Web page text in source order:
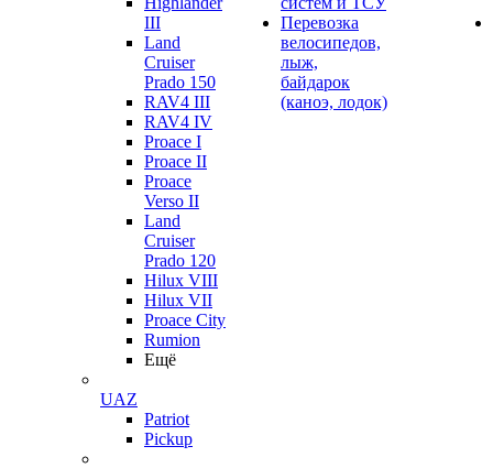
III
Land
Cruiser
Prado 150
RAV4 III
RAV4 IV
Proace I
Proace II
Proace
Verso II
Land
Cruiser
Prado 120
Hilux VIII
Hilux VII
Proace City
Rumion
Ещё
UAZ
Patriot
Pickup
Перевозка
велосипедов,
лыж,
байдарок
(каноэ, лодок)